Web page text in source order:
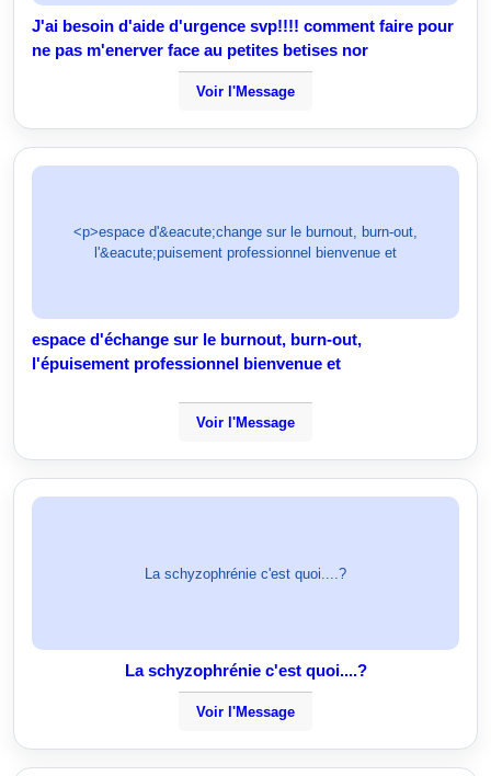
J'ai besoin d'aide d'urgence svp!!!! comment faire pour
ne pas m'enerver face au petites betises nor
Voir l'Message
<p>espace d'&eacute;change sur le burnout, burn-out,
l'&eacute;puisement professionnel bienvenue et
espace d'échange sur le burnout, burn-out,
l'épuisement professionnel bienvenue et
Voir l'Message
La schyzophrénie c'est quoi....?
La schyzophrénie c'est quoi....?
Voir l'Message